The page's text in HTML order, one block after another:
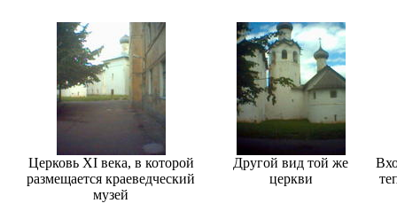
Церковь XI века, в которой
размещается краеведческий
музей
Другой вид той же
церкви